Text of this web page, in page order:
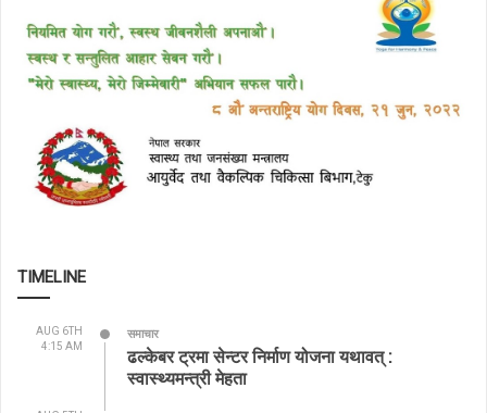
TIMELINE
AUG 6TH
4:15 AM
समाचार
ढल्केबर ट्रमा सेन्टर निर्माण योजना यथावत् :
स्वास्थ्यमन्त्री मेहता